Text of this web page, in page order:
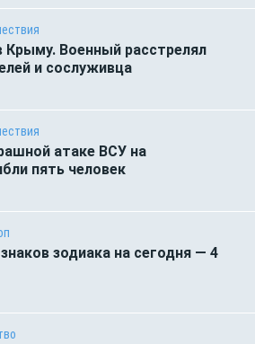
Крыму. Военный расстрелял
и сослуживца
атаке ВСУ на
пять человек
зодиака на сегодня — 4